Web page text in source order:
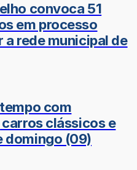
convoca 51
em processo
rede municipal de
com
clássicos e
domingo (09)